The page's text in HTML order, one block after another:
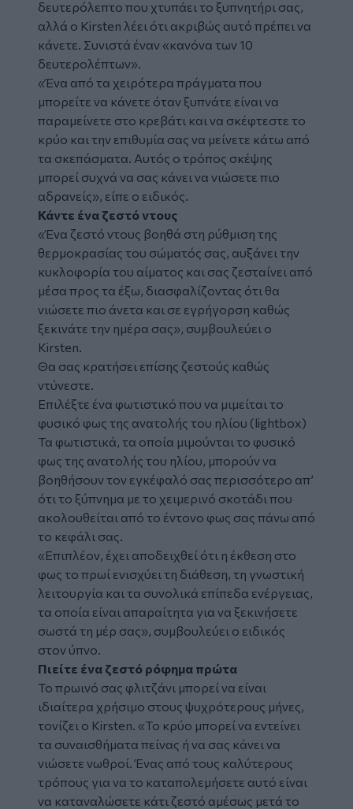
δευτερόλεπτο που χτυπάει το ξυπνητήρι σας,
αλλά ο Kirsten λέει ότι ακριβώς αυτό πρέπει να
κάνετε. Συνιστά έναν «κανόνα των 10
δευτερολέπτων».
«Ένα από τα χειρότερα πράγματα που
μπορείτε να κάνετε όταν ξυπνάτε είναι να
παραμείνετε στο κρεβάτι και να σκέφτεστε το
κρύο και την επιθυμία σας να μείνετε κάτω από
τα σκεπάσματα. Αυτός ο τρόπος σκέψης
μπορεί συχνά να σας κάνει να νιώσετε πιο
αδρανείς», είπε ο ειδικός.
Κάντε ένα ζεστό ντους
«Ένα ζεστό ντους βοηθά στη ρύθμιση της
θερμοκρασίας του σώματός σας, αυξάνει την
κυκλοφορία του αίματος και σας ζεσταίνει από
μέσα προς τα έξω, διασφαλίζοντας ότι θα
νιώσετε πιο άνετα και σε εγρήγορση καθώς
ξεκινάτε την ημέρα σας», συμβουλεύει ο
Kirsten.
Θα σας κρατήσει επίσης ζεστούς καθώς
ντύνεστε.
Επιλέξτε ένα φωτιστικό που να μιμείται το
φυσικό φως της ανατολής του ηλίου (lightbox)
Τα φωτιστικά, τα οποία μιμούνται το φυσικό
φως της ανατολής του ηλίου, μπορούν να
βοηθήσουν τον εγκέφαλό σας περισσότερο απ’
ότι το ξύπνημα με το χειμερινό σκοτάδι που
ακολουθείται από το έντονο φως σας πάνω από
το κεφάλι σας.
«Επιπλέον, έχει αποδειχθεί ότι η έκθεση στο
φως το πρωί ενισχύει τη διάθεση, τη γνωστική
λειτουργία και τα συνολικά επίπεδα ενέργειας,
τα οποία είναι απαραίτητα για να ξεκινήσετε
σωστά τη μέρ σας», συμβουλεύει ο ειδικός
στον ύπνο.
Πιείτε ένα ζεστό ρόφημα πρώτα
Το πρωινό σας φλιτζάνι μπορεί να είναι
ιδιαίτερα χρήσιμο στους ψυχρότερους μήνες,
τονίζει ο Kirsten. «Το κρύο μπορεί να εντείνει
τα συναισθήματα πείνας ή να σας κάνει να
νιώσετε νωθροί. Ένας από τους καλύτερους
τρόπους για να το καταπολεμήσετε αυτό είναι
να καταναλώσετε κάτι ζεστό αμέσως μετά το